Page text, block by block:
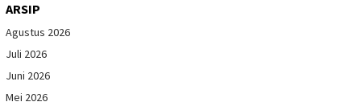
ARSIP
Agustus 2026
Juli 2026
Juni 2026
Mei 2026